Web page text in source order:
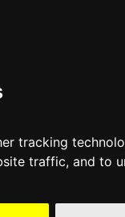
tracking
traffic, and to